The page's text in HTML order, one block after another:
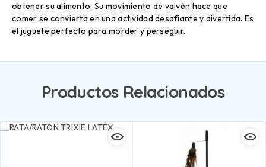
obtener su alimento. Su movimiento de vaivén hace que
comer se convierta en una actividad desafiante y divertida. Es
el juguete perfecto para morder y perseguir.
Productos Relacionados